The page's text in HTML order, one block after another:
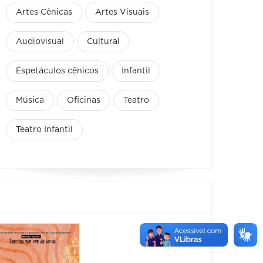
Artes Cênicas Artes Visuais
Audiovisual Cultural
Espetáculos cênicos Infantil
Música Oficinas Teatro
Teatro Infantil